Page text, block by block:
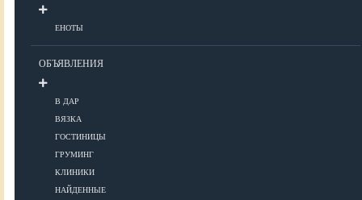
ЕНОТЫ
ОБЪЯВЛЕНИЯ
В ДАР
ВЯЗКА
ГОСТИНИЦЫ
ГРУМИНГ
КЛИНИКИ
НАЙДЕННЫЕ
Кормление щенков
Диетическое и лечебное кормление
УХОД
Гигиена